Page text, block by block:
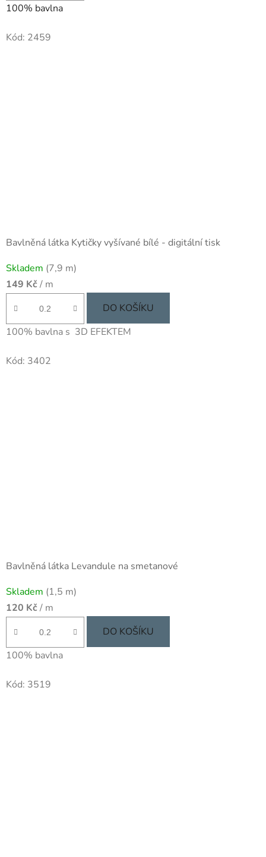
100% bavlna
Kód: 2459
Bavlněná látka Kytičky vyšívané bílé - digitální tisk
hodnocení
produktu
5,0
z
5
Skladem (7,9 m)
149 Kč/ m
DO KOŠÍKU
100% bavlna s 3D EFEKTEM
Kód: 3402
Bavlněná látka Levandule na smetanové
hodnocení
produktu
5,0
z
5
Skladem (1,5 m)
120 Kč/ m
DO KOŠÍKU
100% bavlna
Kód: 3519